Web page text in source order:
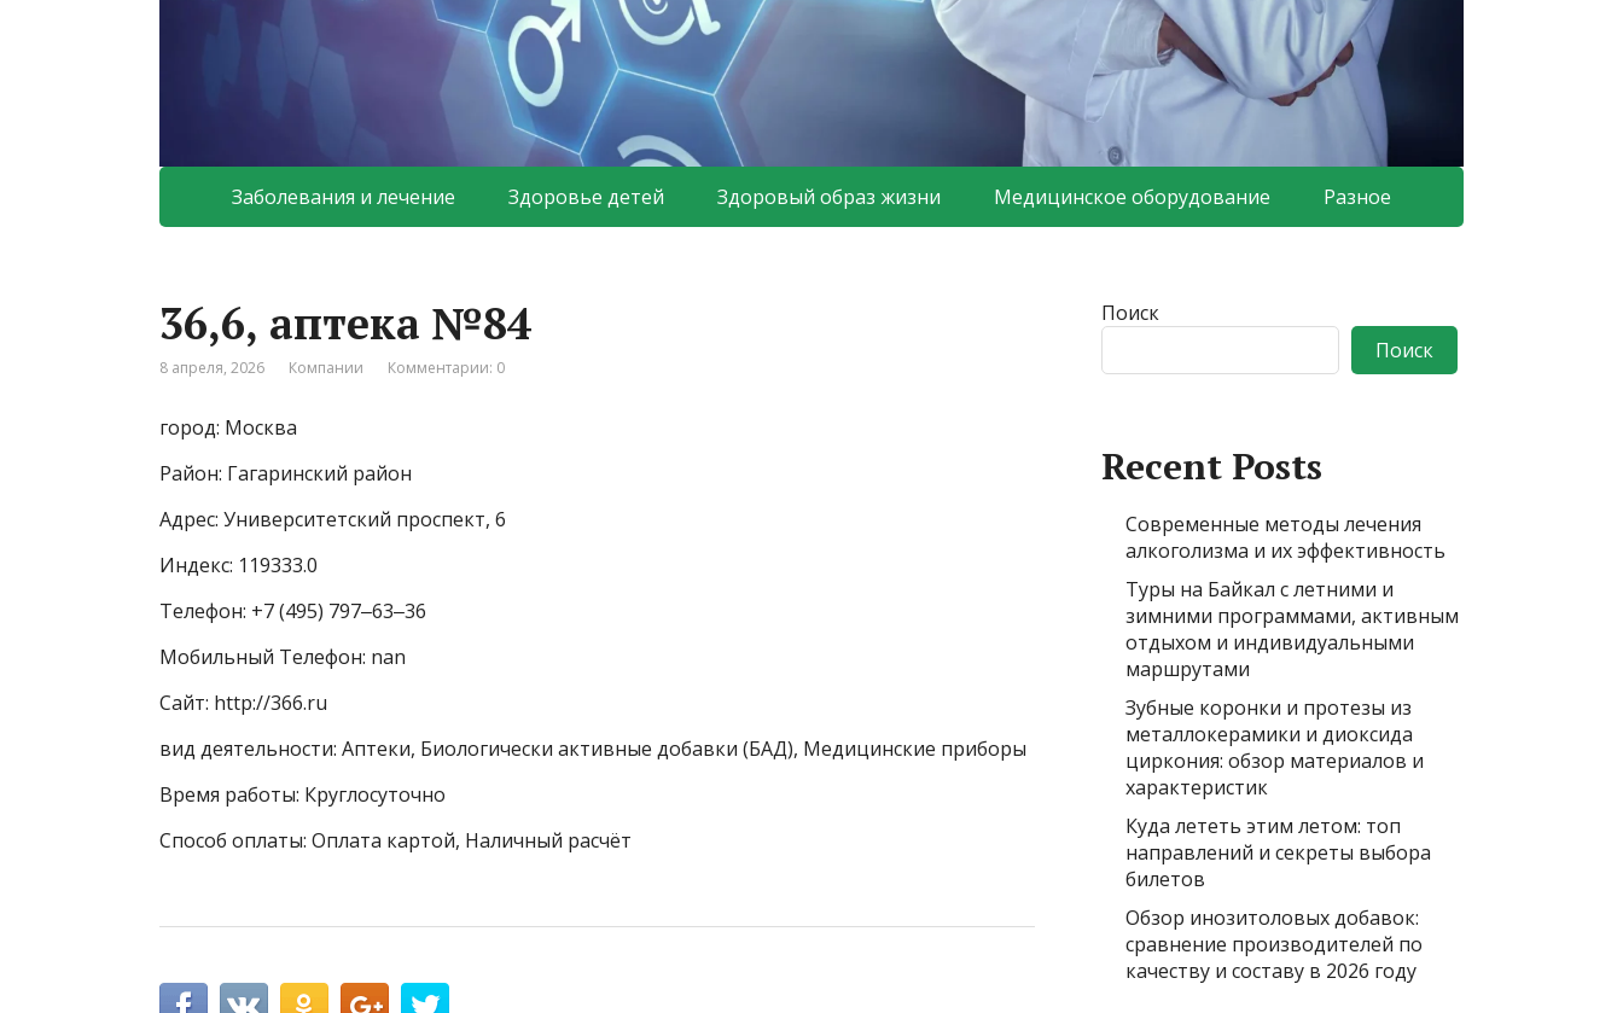
Заболевания и лечение Здоровье детей Здоровый образ жизни Медицинское оборудование Разное
36,6, аптека №84
8 апреля, 2026 Компании Комментарии: 0
город: Москва
Район: Гагаринский район
Адрес: Университетский проспект, 6
Индекс: 119333.0
Телефон: +7 (495) 797‒63‒36
Мобильный Телефон: nan
Сайт: http://366.ru
вид деятельности: Аптеки, Биологически активные добавки (БАД), Медицинские приборы
Время работы: Круглосуточно
Способ оплаты: Оплата картой, Наличный расчёт
Поиск
Поиск
Recent Posts
Современные методы лечения
алкоголизма и их эффективность
Туры на Байкал с летними и
зимними программами, активным
отдыхом и индивидуальными
маршрутами
Зубные коронки и протезы из
металлокерамики и диоксида
циркония: обзор материалов и
характеристик
Куда лететь этим летом: топ
направлений и секреты выбора
билетов
Обзор инозитоловых добавок:
сравнение производителей по
качеству и составу в 2026 году